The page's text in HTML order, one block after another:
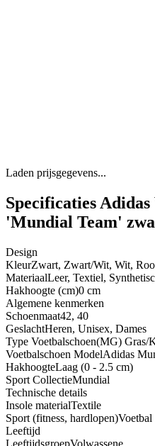
Laden prijsgegevens...
Specificaties Adidas
'Mundial Team'
Design
KleurZwart, Zwart/Wit, Wit,
MateriaalLeer, Textiel,
Hakhoogte (cm)0 cm
Algemene kenmerken
Schoenmaat42, 40
GeslachtHeren, Unisex, Dames
Type Voetbalschoen(MG) Gras/
Voetbalschoen ModelAdidas
HakhoogteLaag (0 - 2.5 cm)
Sport CollectieMundial
Technische details
Insole materialTextile
Sport (fitness, hardlopen)Voetbal
Leeftijd